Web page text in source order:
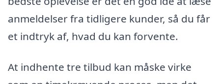
anmeldelser fra tidligere kunder, så du får
et indtryk af, hvad du kan forvente.
At indhente tre tilbud kan måske virke